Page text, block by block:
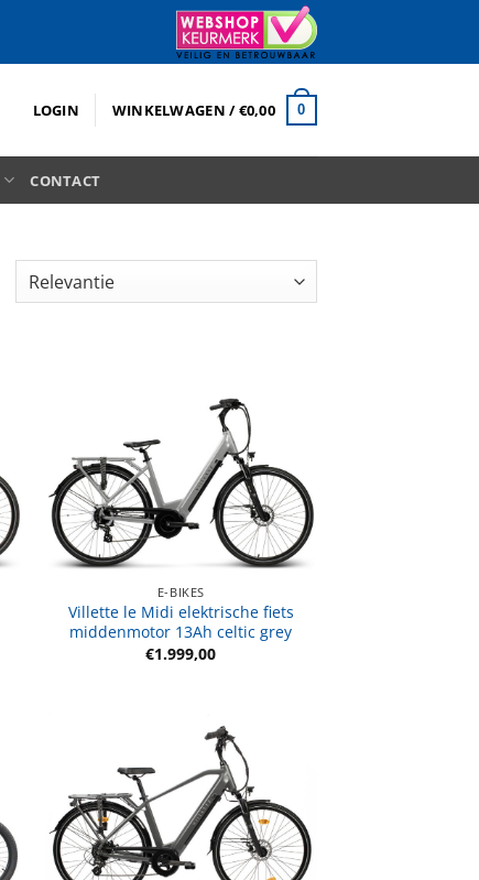
LOGIN WINKELWAGEN /€0,00 0
CONTACT
E-BIKES
Villette le Midi elektrische fiets
middenmotor 13Ah celtic grey
€1.999,00